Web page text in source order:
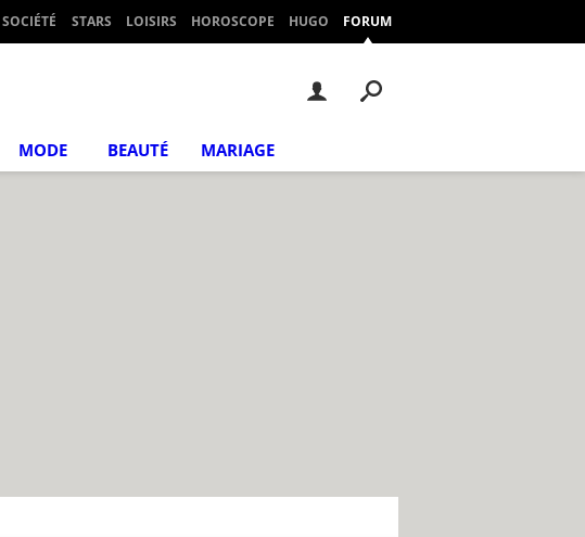
SOCIÉTÉ STARS LOISIRS HOROSCOPE HUGO FORUM
MODE BEAUTÉ MARIAGE